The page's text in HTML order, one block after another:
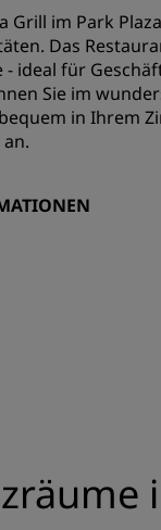
Grill im Park
Das
ideal für
Sie im
in Ihrem